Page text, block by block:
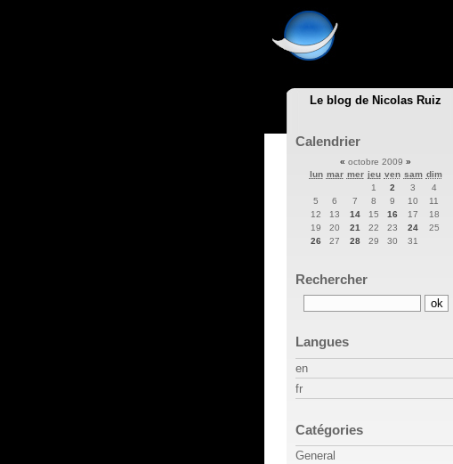
Le blog de Nicolas Ruiz
Calendrier
« octobre 2009 »
lun mar mer jeu ven sam dim
1
2 3
4
5
6 7 8 9 10
11
12
13 14 15 16 17
18
19
20 21 22 23 24
25
26
27 28 29 30 31
Rechercher
Langues
en
fr
Catégories
General